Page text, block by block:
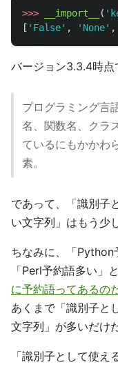
>>> __import__ ( '
[ ' False' , ' None' ,
バージョン3.3.4時
プログラミング言
名、関数名、クラ
ているにもかかわ
素。
であって、「識別子
い文字列」はもう少
ちなみに、「Python
「Perl予約語多い」
に予約語ってある
あくまで「識別子と
文字列」が多いだけだ
「識別子として使え